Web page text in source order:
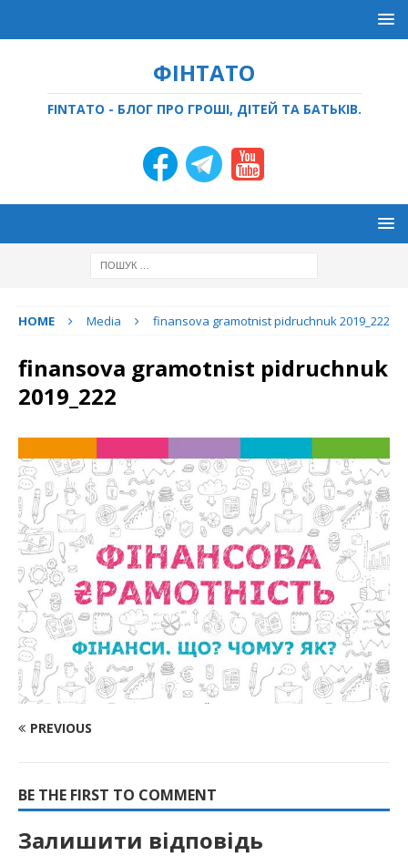
ФІНТАТО
FINTATO - БЛОГ ПРО ГРОШІ, ДІТЕЙ ТА БАТЬКІВ.
HOME Media finansova gramotnist pidruchnuk 2019_222
finansova gramotnist pidruchnuk
2019_222
PREVIOUS
BE THE FIRST TO COMMENT
Залишити відповідь